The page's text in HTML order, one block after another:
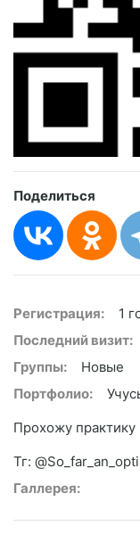
Поделиться
Регистрация:
1
Последний визит:
Группы:
Новые
Портфолио:
Прохожу практику
Тг:
Галлерея: